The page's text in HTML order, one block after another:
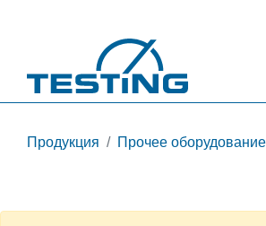
Продукция Прочее оборудование